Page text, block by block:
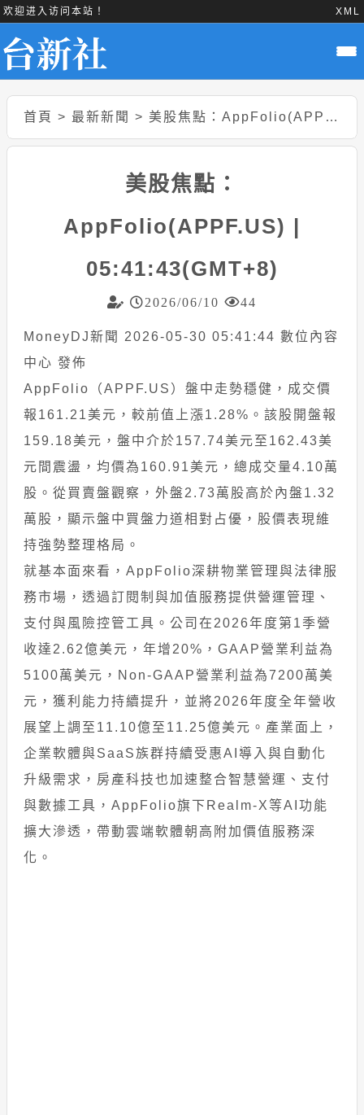
欢迎进入访问本站！ XML
首頁 > 最新新聞 > 美股焦點：AppFolio(APPF.US) | 05:41:43(GMT+8)
美股焦點：
AppFolio(APPF.US) |
05:41:43(GMT+8)
2026/06/10 44
MoneyDJ新聞 2026-05-30 05:41:44 數位內容
中心 發佈
AppFolio（APPF.US）盤中走勢穩健，成交價
報161.21美元，較前值上漲1.28%。該股開盤報
159.18美元，盤中介於157.74美元至162.43美
元間震盪，均價為160.91美元，總成交量4.10萬
股。從買賣盤觀察，外盤2.73萬股高於內盤1.32
萬股，顯示盤中買盤力道相對占優，股價表現維
持強勢整理格局。
就基本面來看，AppFolio深耕物業管理與法律服
務市場，透過訂閱制與加值服務提供營運管理、
支付與風險控管工具。公司在2026年度第1季營
收達2.62億美元，年增20%，GAAP營業利益為
5100萬美元，Non-GAAP營業利益為7200萬美
元，獲利能力持續提升，並將2026年度全年營收
展望上調至11.10億至11.25億美元。產業面上，
企業軟體與SaaS族群持續受惠AI導入與自動化
升級需求，房產科技也加速整合智慧營運、支付
與數據工具，AppFolio旗下Realm-X等AI功能
擴大滲透，帶動雲端軟體朝高附加價值服務深
化。